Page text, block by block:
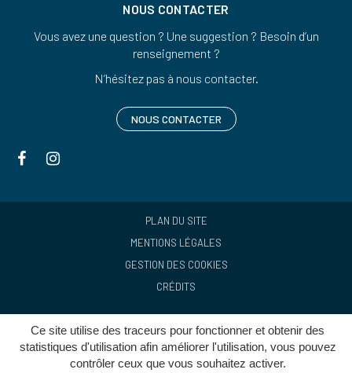
Ce site utilise des traceurs pour fonctionner et obtenir des
statistiques d'utilisation afin améliorer l'utilisation, vous pouvez
contrôler ceux que vous souhaitez activer.
NOUS CONTACTER
Vous avez une question ? Une suggestion ? Besoin d’un
renseignement ?
N’hésitez pas à nous contacter.
NOUS CONTACTER
Lien
le
le
PLAN DU SITE
MENTIONS LÉGALES
GESTION DES COOKIES
CRÉDITS